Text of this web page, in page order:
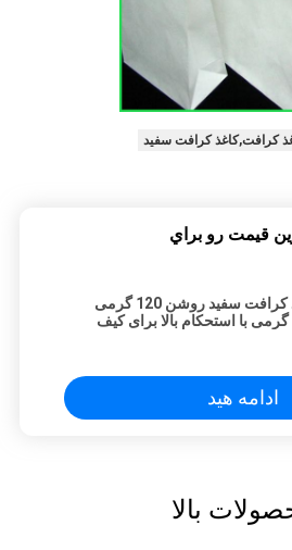
کرافت,کاغذ کرافت سفید
قيمت رو براي
کاغذ کرافت سفید روشن 120 گرمی
ادامه هید
بالا